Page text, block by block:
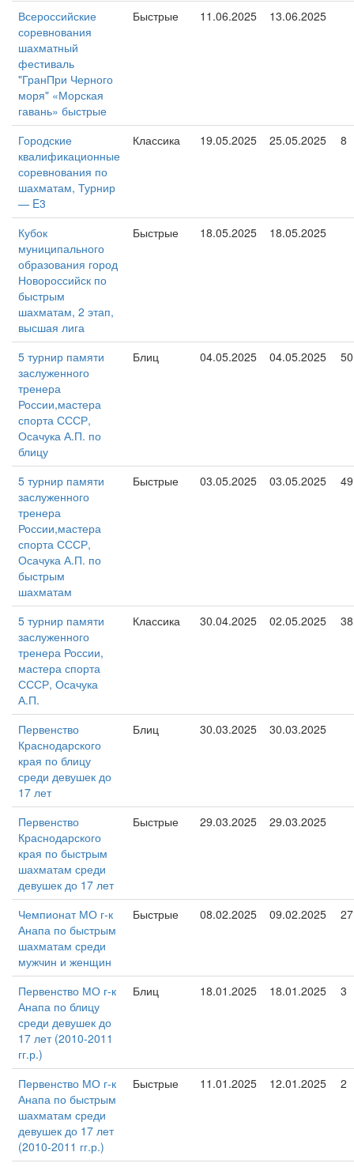
Всероссийские
соревнования
шахматный
фестиваль
"ГранПри Черного
моря" «Морская
гавань» быстрые
Быстрые 11.06.2025 13.06.2025
Городские
квалификационные
соревнования по
шахматам, Турнир
— E3
Классика 19.05.2025 25.05.2025 8
Кубок
муниципального
образования город
Новороссийск по
быстрым
шахматам, 2 этап,
высшая лига
Быстрые 18.05.2025 18.05.2025
5 турнир памяти
заслуженного
тренера
России,мастера
спорта СССР,
Осачука А.П. по
блицу
Блиц 04.05.2025 04.05.2025 50
5 турнир памяти
заслуженного
тренера
России,мастера
спорта СССР,
Осачука А.П. по
быстрым
шахматам
Быстрые 03.05.2025 03.05.2025 49
5 турнир памяти
заслуженного
тренера России,
мастера спорта
СССР, Осачука
А.П.
Классика 30.04.2025 02.05.2025 38
Первенство
Краснодарского
края по блицу
среди девушек до
17 лет
Блиц 30.03.2025 30.03.2025
Первенство
Краснодарского
края по быстрым
шахматам среди
девушек до 17 лет
Быстрые 29.03.2025 29.03.2025
Чемпионат МО г-к
Анапа по быстрым
шахматам среди
мужчин и женщин
Быстрые 08.02.2025 09.02.2025 27
Первенство МО г-к
Анапа по блицу
среди девушек до
17 лет (2010-2011
гг.р.)
Блиц 18.01.2025 18.01.2025 3
Первенство МО г-к
Анапа по быстрым
шахматам среди
девушек до 17 лет
(2010-2011 гг.р.)
Быстрые 11.01.2025 12.01.2025 2